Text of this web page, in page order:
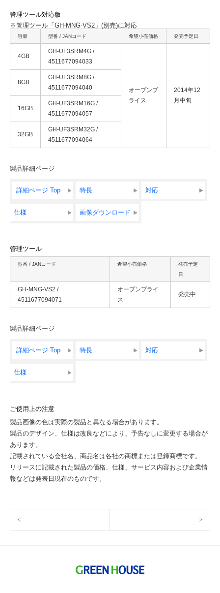
管理ツール対応版
※管理ツール「GH-MNG-VS2」(別売)に対応
容量 型番 / JANコード 希望小売価格 発売予定日
4GB
GH-UF3SRM4G /
4511677094033
オープンプ
ライス
2014年12
月中旬
8GB
GH-UF3SRM8G /
4511677094040
16GB
GH-UF3SRM16G /
4511677094057
32GB
GH-UF3SRM32G /
4511677094064
製品詳細ページ
詳細ページ Top 特長 対応
仕様 画像ダウンロード
管理ツール
型番 / JANコード 希望小売価格
発売予定
日
GH-MNG-VS2 /
4511677094071
オープンプライ
ス
発売中
製品詳細ページ
詳細ページ Top 特長 対応
仕様
ご使用上の注意
製品画像の色は実際の製品と異なる場合があります。
製品のデザイン、仕様は改良などにより、予告なしに変更する場合が
あります。
記載されている会社名、商品名は各社の商標または登録商標です。
リリースに記載された製品の価格、仕様、サービス内容および企業情
報などは発表日現在のものです。